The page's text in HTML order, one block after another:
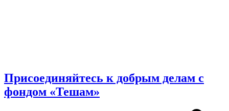
Присоединяйтесь к добрым делам с
фондом «Тешам»